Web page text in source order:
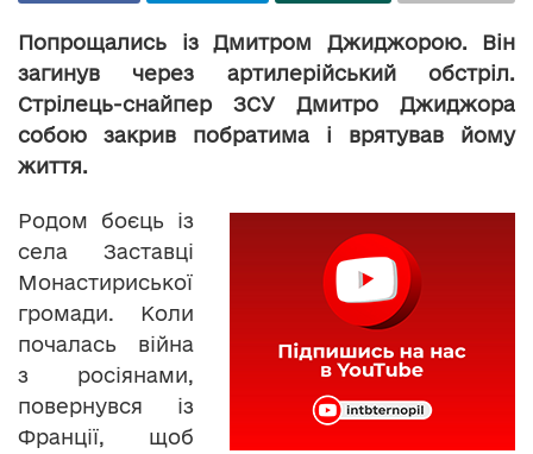
Попрощались із Дмитром Джиджорою. Він
загинув через артилерійський обстріл.
Стрілець-снайпер ЗСУ Дмитро Джиджора
собою зaкрив побрaтимa і врятувaв йому
життя.
Родом боєць із
села Заставці
Монастириської
громади. Коли
почалась війна
з росіянами,
повернувся із
Франції, щоб